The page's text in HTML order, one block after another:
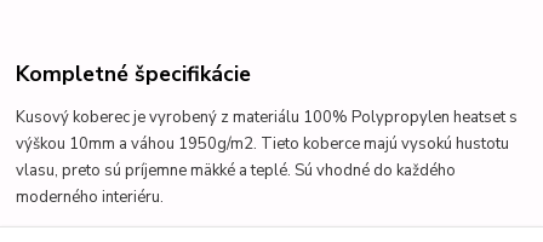
Kompletné špecifikácie
Kusový koberecje vyrobený z materiálu 100% Polypropylen heatset s
výškou 10mm a váhou 1950g/m2. Tieto koberce majú vysokú hustotu
vlasu, preto sú príjemne mäkké a teplé. Sú vhodné do každého
moderného interiéru.